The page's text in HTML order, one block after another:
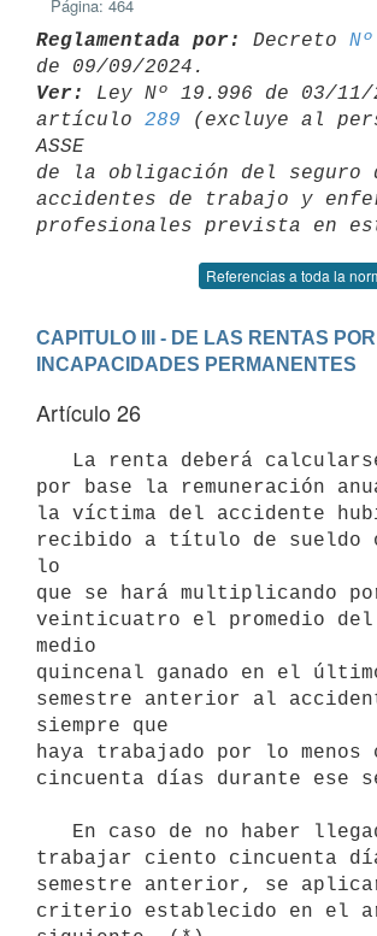
Página: 464
Reglamentada por: Decreto
Ver:
Ley Nº 19.996 de 03/11/
artículo 289 (excluye al
ASSE
de la obligación del seguro
accidentes de trabajo y
Referencias a toda la
CAPITULO III - DE LAS RENTAS POR
INCAPACIDADES PERMANENTES
Artículo 26
por base la remuneración
la víctima del accidente
recibido a título de sueldo
lo
que se hará multiplicando
veinticuatro el promedio
medio
quincenal ganado en el
semestre anterior al
siempre que
haya trabajado por lo menos
cincuenta días durante ese
trabajar ciento cincuenta
semestre anterior, se
criterio establecido en el